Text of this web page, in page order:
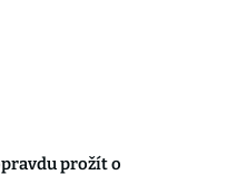
prožít o